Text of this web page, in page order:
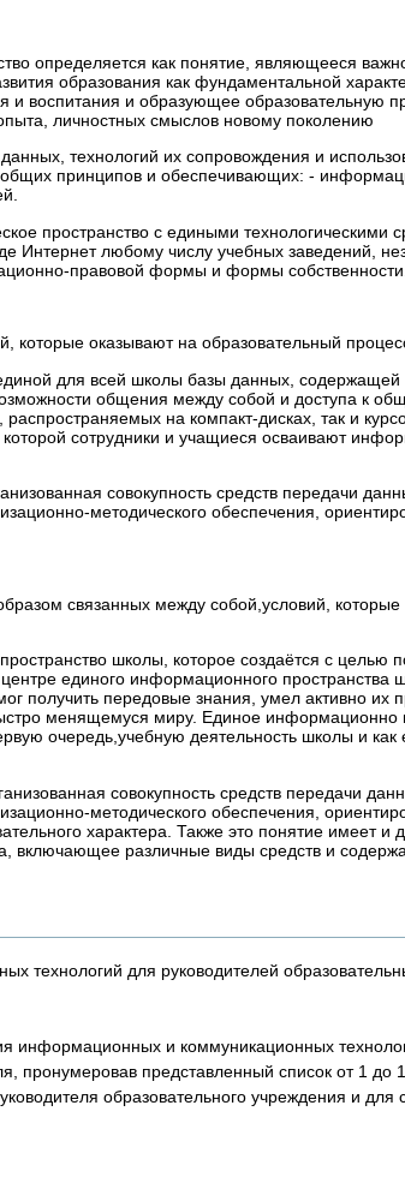
определяется как понятие, являющееся
образования как фундаментальной
воспитания и образующее образовательную
личностных смыслов новому поколению
технологий их сопровождения и
принципов и обеспечивающих: -
пространство с едиными технологическими
Интернет любому числу учебных заведений,
правовой формы и формы собственности.
которые оказывают на образовательный
для всей школы базы данных,
общения между собой и доступа к
на компакт-дисках, так и
сотрудники и учащиеся осваивают
совокупность средств передачи
методического обеспечения,
связанных между собой,условий, которые
школы, которое создаётся с целью
единого информационного
получить передовые знания, умел активно их
менящемуся миру. Единое информационно
очередь,учебную деятельность школы и
совокупность средств передачи
методического обеспечения,
характера. Также это понятие имеет и
включающее различные виды средств и
технологий для руководителей
информационных и коммуникационных
пронумеровав представленный список от 1 до
образовательного учреждения и